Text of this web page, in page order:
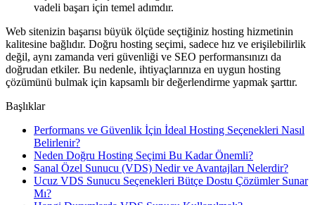
vadeli başarı için temel adımdır.
Web sitenizin başarısı büyük ölçüde seçtiğiniz hosting hizmetinin
kalitesine bağlıdır. Doğru hosting seçimi, sadece hız ve erişilebilirlik
değil, aynı zamanda veri güvenliği ve SEO performansınızı da
doğrudan etkiler. Bu nedenle, ihtiyaçlarınıza en uygun hosting
çözümünü bulmak için kapsamlı bir değerlendirme yapmak şarttır.
Başlıklar
Performans ve Güvenlik İçin İdeal Hosting Seçenekleri Nasıl
Belirlenir?
Neden Doğru Hosting Seçimi Bu Kadar Önemli?
Sanal Özel Sunucu (VDS) Nedir ve Avantajları Nelerdir?
Ucuz VDS Sunucu Seçenekleri Bütçe Dostu Çözümler Sunar
Mı?